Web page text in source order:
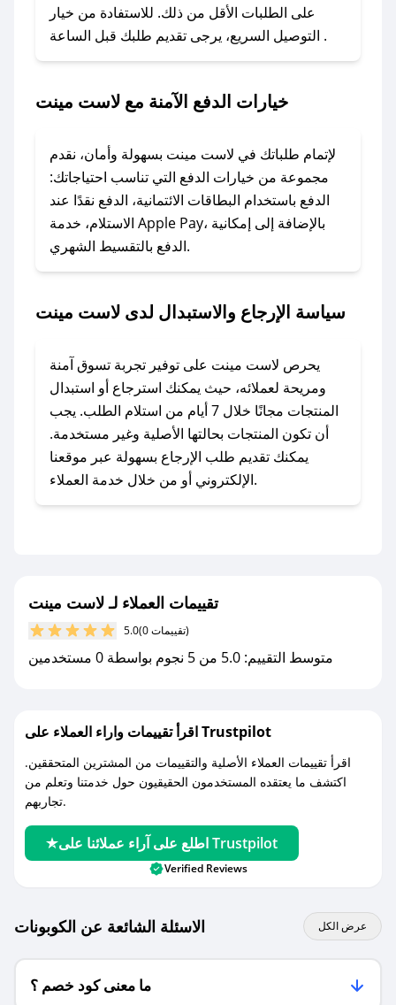
### كيفية استخدام كود خصم لاست مينت؟
1. انسخ كود الخصم من تطبيق صحصح.
2. الصقه في خانة الدفع عند التسوق من لاست
لا تقلق! يمكنك التواصل مع فريق دعم صحصح عبر
الرسائل الخاصة على تويتر أو البريد الإلكتروني،
وسنقوم بحل المشكلة في أسرع وقت ممكن.
### ماذا أفعل إذا لم أجد كود خصم لمتجري
المفضل؟
مراسلتنا مباشرة وسنعمل على توفير الكوبونات في
### كيف تحصل على كوبونات خصم حصرية من
لاست مينت؟
للحصول على كوبونات وخصومات حصرية، قم بما
يلي:
- اضغط على أيقونة متابعة لمتجر لاست مينت في
مع صحصح، تسوق بذكاء ووفّر على كل مشترياتك مع
كوبونات خصم حصرية من لاست مينت!
على الطلبات الأقل من ذلك. للاستفادة من خيار
التوصيل السريع، يرجى تقديم طلبك قبل الساعة .
خيارات الدفع الآمنة مع لاست مينت
لإتمام طلباتك في لاست مينت بسهولة وأمان، نقدم
مجموعة من خيارات الدفع التي تناسب احتياجاتك:
الدفع باستخدام البطاقات الائتمانية، الدفع نقدًا عند
الاستلام، خدمة Apple Pay، بالإضافة إلى إمكانية
الدفع بالتقسيط الشهري.
سياسة الإرجاع والاستبدال لدى لاست مينت
يحرص لاست مينت على توفير تجربة تسوق آمنة
ومريحة لعملائه، حيث يمكنك استرجاع أو استبدال
المنتجات مجانًا خلال 7 أيام من استلام الطلب. يجب
أن تكون المنتجات بحالتها الأصلية وغير مستخدمة.
يمكنك تقديم طلب الإرجاع بسهولة عبر موقعنا
الإلكتروني أو من خلال خدمة العملاء.
تقييمات العملاء لـ لاست مينت
5.0 (0 تقييمات)
متوسط التقييم: 5.0 من 5 نجوم بواسطة 0 مستخدمين
اقرأ تقييمات واراء العملاء على Trustpilot
اقرأ تقييمات العملاء الأصلية والتقييمات من المشترين المتحققين.
اكتشف ما يعتقده المستخدمون الحقيقيون حول خدمتنا وتعلم من
تجاربهم.
اطلع على آراء عملائنا على Trustpilot
Verified Reviews
الاسئلة الشائعة عن الكوبونات عرض الكل
ما معنى كود خصم ؟